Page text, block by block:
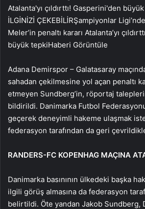
İLGİNİZİ ÇEKEBİLİRŞampiyonlar
Meler’in penaltı kararı Atalanta’yı
büyük tepkiHaberi Görüntüle
Adana Demirspor – Galatasaray
sahadan çekilmesine yol açan penaltı
etmeyen Sundberg’in, röportaj
bildirildi. Danimarka Futbol
geçerek deneyimli hakeme ulaşmak
federasyon tarafından da geri
RANDERS-FC KOPENHAG MAÇINA
Danimarka basınının ülkedeki başka
ilgili görüş almasına da federasyon
belirtildi. Öte yandan Jakob Sundberg,